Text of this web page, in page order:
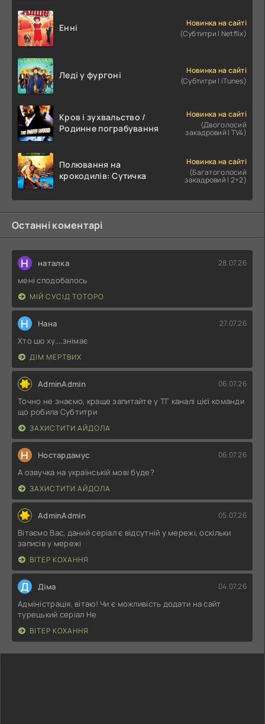
Енні
Новинка на сайті
(Субтитри | Netflix)
Леді у фургоні
Новинка на сайті
(Субтитри | iTunes)
Кров і зухвальство /
Родинне пограбування
Новинка на сайті
(Двоголосий
закадровий | TV4)
Полювання на
крокодилів: Сутичка
Новинка на сайті
(Багатоголосий
закадровий | 2+2)
Останні коментарі
Н наталка 28.07.26
мені сподобалось
МІЙ СУСІД ТОТОРО
Н Нана 27.07.26
Хто цю ху....знімає
ДІМ МЕРТВИХ
AdminAdmin 06.07.26
Точно не знаємо, краще запитайте у ТГ каналі цієї команди
що робила Субтитри
ЗАХИСТИТИ АЙДОЛА
Н Ностардамус 06.07.26
А озвучка на українській мові буде?
ЗАХИСТИТИ АЙДОЛА
AdminAdmin 05.07.26
Вітаємо Вас, даний серіал є відсутній у мережі, оскільки
записів у мережі
ВІТЕР КОХАННЯ
Д Діма 04.07.26
Адміністрація, вітаю! Чи є можливість додати на сайт
турецький серіал Не
ВІТЕР КОХАННЯ